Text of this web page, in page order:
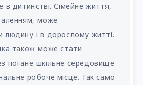
в дитинстві. Сімейне життя,
може
людину і в дорослому житті.
також може стати
погане шкільне середовище
робоче місце. Так само